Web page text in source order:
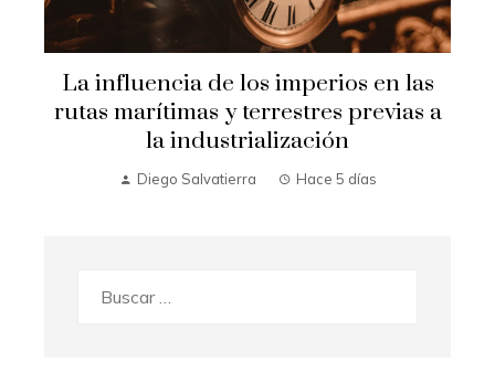
La influencia de los imperios en las
rutas marítimas y terrestres previas a
la industrialización
Diego Salvatierra Hace 5 días